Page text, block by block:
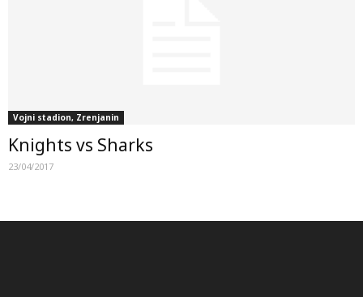
Vojni stadion, Zrenjanin
Knights vs Sharks
23/04/2017